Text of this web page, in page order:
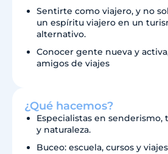
Sentirte como viajero, y no
un espíritu viajero en un
alternativo.
Conocer gente nueva y
amigos de viajes
¿Qué hacemos?
Especialistas en
y naturaleza.
Buceo: escuela, cursos y